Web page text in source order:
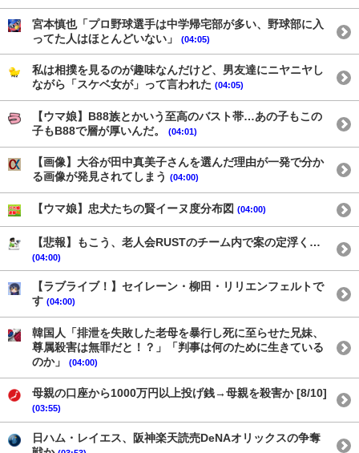
宮本慎也「プロ野球選手は中学帰宅部が多い、野球部に入
ってた人はほとんどいない」
(04:05)
私は相撲を見るのが趣味なんだけど、男友達にニヤニヤし
ながら「スケベ女が」って言われた (04:05)
【ウマ娘】B88族とかいう至高のバスト帯…あの子もこの
子もB88で層が厚いんだ。
(04:01)
【画像】大谷が田中真美子さんを選んだ理由が一発で分か
る画像が発見されてしまう (04:00)
【ウマ娘】忠犬たちの賢イーヌ度分布図 (04:00)
【悲報】もこう、老人会RUSTのチーム内で案の定浮く…
(04:00)
【ラブライブ！】セイレーン・柳田・リリエンフェルトで
す (04:00)
韓国人「排泄を失敗した老母を暴行し死に至らせた兄妹、
尊属殺害は無罪だと！？」「判事は何のために生きている
のか」
(04:00)
母親の口座から1000万円以上投げ銭→母親を殺害か [8/10]
(03:55)
日ハム・レイエス、阪神楽天読売DeNAオリックスの争奪